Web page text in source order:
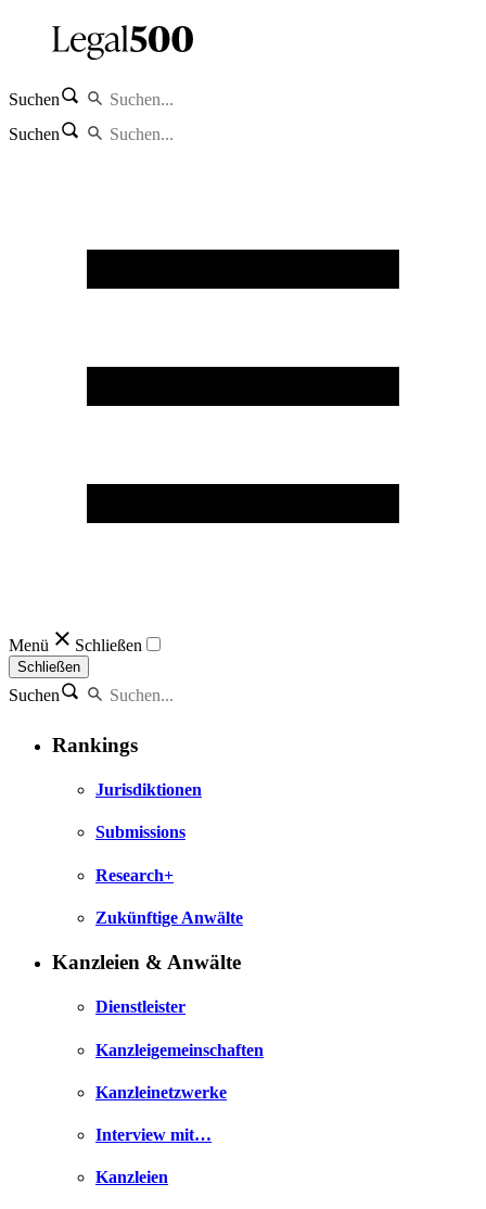
Suchen
Suchen
Menü Schließen
Schließen
Suchen
Rankings
Jurisdiktionen
Submissions
Research+
Zukünftige Anwälte
Kanzleien & Anwälte
Dienstleister
Kanzleigemeinschaften
Kanzleinetzwerke
Interview mit…
Kanzleien